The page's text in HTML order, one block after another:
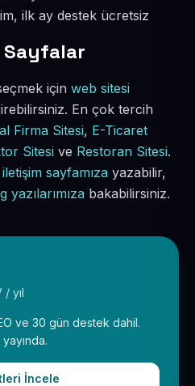
ilk ay destek ücretsiz
Sayfalar
için web sitesi
En çok tercih
Firma Sitesi, E-Ticaret
Sitesi ve Restoran Sitesi.
iletişim sayfamıza yazabilir,
yazılarımıza bakabilirsiniz.
/ yıl
ve 30 gün destek dahil.
İncele